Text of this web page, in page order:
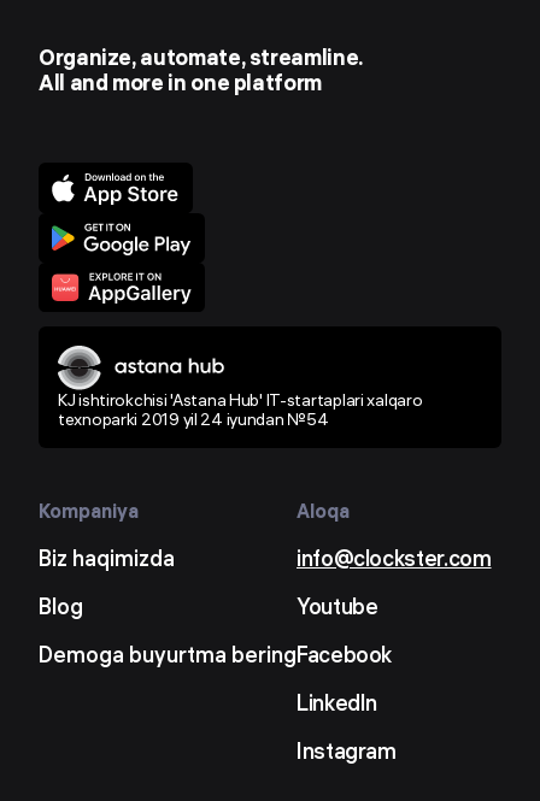
Organize, automate, streamline.
All and more in one platform
KJ ishtirokchisi 'Astana Hub' IT-startaplari xalqaro
texnoparki 2019 yil 24 iyundan №54
Kompaniya
Biz haqimizda
Blog
Demoga buyurtma bering
Aloqa
info@clockster.com
Youtube
Facebook
LinkedIn
Instagram